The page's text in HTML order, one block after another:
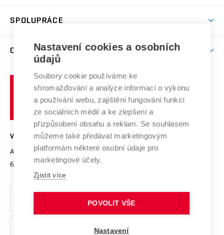
Celoživotní vzdělávání
E-přihláška
Harmonogram akademického roku
Závěrečné práce
Doktorské studium
Zpracování osobních údajů studentů
Sociální bezpečí
Studium bez bariér
Podpora podnikání
Mezinárodní vědecká rada
Systém zajišťování kvality výzkumu
Výzkumné infrastruktury
Transfer znalostí
Open Science
Projekty
Projekty ze strukturálních fondů
Specifický výzkum
SPOLUPRÁCE
Firemní spolupráce
Zahraniční spolupráce
Spolupráce se školami
Mezinárodní dohody
Univerzitní sítě
O UNIVERZITĚ
Profil univerzity
Udržitelná univerzita
Podnikavá univerzita / ContriBUTe
Bezpečná univerzita
Vyznamenání
Organizační struktura
Ochrana osobních údajů
učení
technické
Brně
VYSOKÉ UČENÍ TECHNICKÉ V BRNĚ
Antonínská 548/1
602 00 Brno
www.vut.cz
vut@vutbr.cz
Nastavení cookies a osobních
údajů
Soubory cookie používáme ke
shromažďování a analýze informací o výkonu
a používání webu, zajištění fungování funkcí
ze sociálních médií a ke zlepšení a
přizpůsobení obsahu a reklam. Se souhlasem
můžeme také předávat marketingovým
platformám některé osobní údaje pro
marketingové účely.
Zjistit více
POVOLIT VŠE
Nastavení